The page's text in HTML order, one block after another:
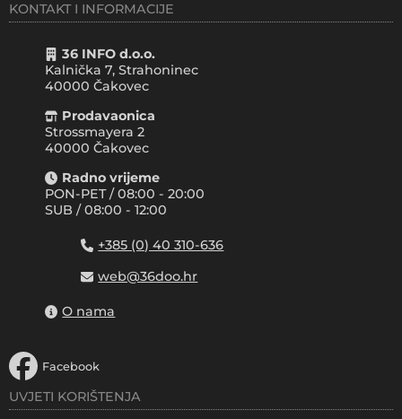
KONTAKT I INFORMACIJE
36 INFO d.o.o.
Kalnička 7, Strahoninec
40000 Čakovec
Prodavaonica
Strossmayera 2
40000 Čakovec
Radno vrijeme
PON-PET / 08:00 - 20:00
SUB / 08:00 - 12:00
+385 (0) 40 310-636
web@36doo.hr
O nama
Facebook
UVJETI KORIŠTENJA